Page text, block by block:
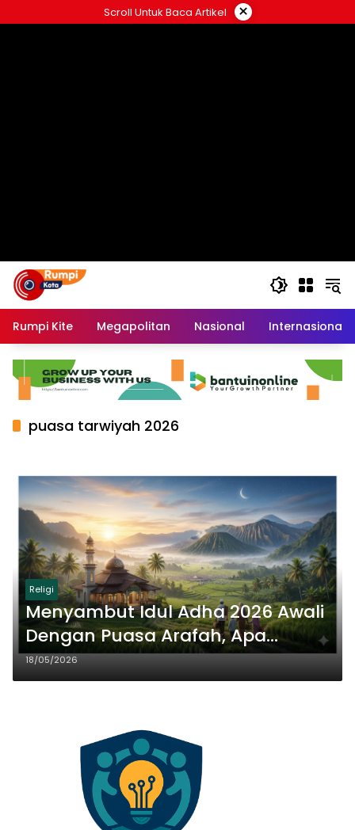
ke
Scroll Untuk Baca Artikel ×
Rumpi Kite Megapolitan Nasional Internasional
puasa tarwiyah 2026
Religi
Menyambut Idul Adha 2026 Awali
Dengan Puasa Arafah, Apa
Bacaan Niatnya?
18/05/2026